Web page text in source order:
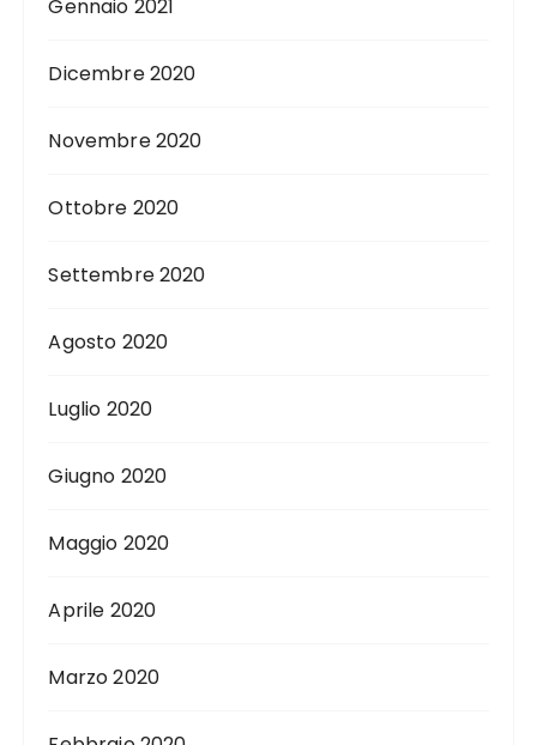
Gennaio 2021
Dicembre 2020
Novembre 2020
Ottobre 2020
Settembre 2020
Agosto 2020
Luglio 2020
Giugno 2020
Maggio 2020
Aprile 2020
Marzo 2020